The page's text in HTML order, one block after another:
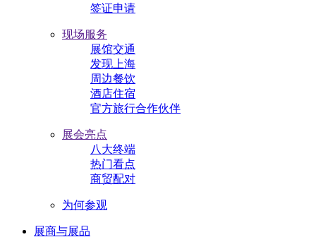
签证申请
现场服务
展馆交通
发现上海
周边餐饮
酒店住宿
官方旅行合作伙伴
展会亮点
八大终端
热门看点
商贸配对
为何参观
展商与展品